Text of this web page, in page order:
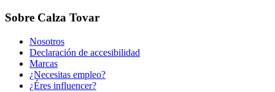
Sobre Calza Tovar
Nosotros
Declaración de accesibilidad
Marcas
¿Necesitas empleo?
¿Éres influencer?